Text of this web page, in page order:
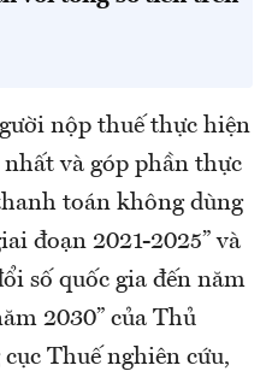
nộp thuế thực hiện
và góp phần thực
toán không dùng
đoạn 2021-2025” và
số quốc gia đến năm
2030” của Thủ
Thuế nghiên cứu,